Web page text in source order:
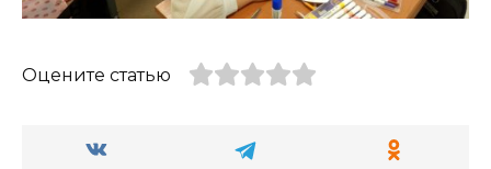
Оцените статью